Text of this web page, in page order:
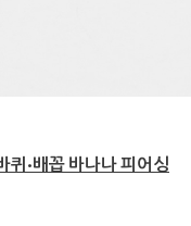
퀴·배꼽 바나나 피어싱